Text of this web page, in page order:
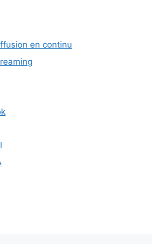
en continu